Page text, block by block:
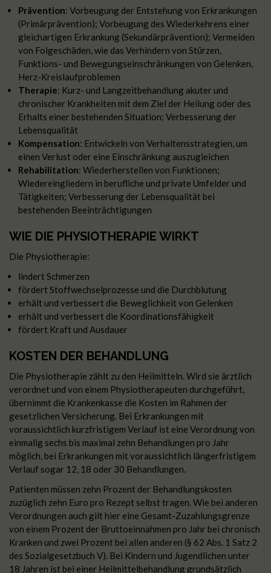
Prävention: Vorbeugung der Entstehung von Erkrankungen
(Primärprävention); Vorbeugung des Wiederkehrens einer
gleichartigen Erkrankung (Sekundärprävention); Vermeiden
von Folgeschäden, wie das Verhindern von Stürzen,
Funktions- und Bewegungseinschränkungen von Gelenken,
Herz-Kreislaufproblemen
Therapie: Kurz- und Langzeitbehandlung akuter und
chronischer Krankheiten mit dem Ziel der Heilung oder des
Erhalts einer bestehenden Situation; Verbesserung der
Lebensqualität
Kompensation: Entwickeln von Verhaltensstrategien, um
einen Verlust oder eine Einschränkung auszugleichen
Rehabilitation: Wiederherstellen von Funktionen;
Wiedereingliedern in berufliche und private Umfelder und
Tätigkeiten; Verbesserung der Lebensqualität bei
bestehenden Beeinträchtigungen
WIE DIE PHYSIOTHERAPIE WIRKT
Die Physiotherapie:
lindert Schmerzen
fördert Stoffwechselprozesse und die Durchblutung
erhält und verbessert die Beweglichkeit von Gelenken
erhält und verbessert die Koordinationsfähigkeit
fördert Kraft und Ausdauer
KOSTEN DER BEHANDLUNG
Die Physiotherapie zählt zu den Heilmitteln. Wird sie ärztlich
verordnet und von einem Physiotherapeuten durchgeführt,
übernimmt die Krankenkasse die Kosten im Rahmen der
gesetzlichen Versicherung. Bei Erkrankungen mit
voraussichtlich kurzfristigem Verlauf ist eine Verordnung von
einmalig sechs bis maximal zehn Behandlungen pro Jahr
möglich, bei Erkrankungen mit voraussichtlich längerfristigem
Verlauf sogar 12, 18 oder 30 Behandlungen.
Patienten müssen zehn Prozent der Behandlungskosten
zuzüglich zehn Euro pro Rezept selbst tragen. Wie bei anderen
Verordnungen auch gilt hier eine Gesamt-Zuzahlungsgrenze
von einem Prozent der Bruttoeinnahmen pro Jahr bei chronisch
Kranken und zwei Prozent bei allen anderen (§ 62 Abs. 1 Satz 2
des Sozialgesetzbuch V). Bei Kindern und Jugendlichen unter
18 Jahren ist bei einer Heilmittelbehandlung grundsätzlich